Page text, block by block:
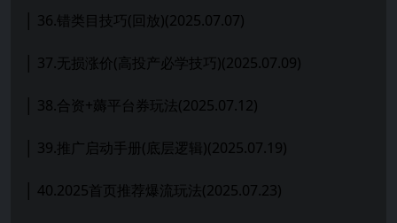
│ 36.错类目技巧(回放)(2025.07.07)
│ 37.无损涨价(高投产必学技巧)(2025.07.09)
│ 38.合资+薅平台券玩法(2025.07.12)
│ 39.推广启动手册(底层逻辑)(2025.07.19)
│ 40.2025首页推荐爆流玩法(2025.07.23)